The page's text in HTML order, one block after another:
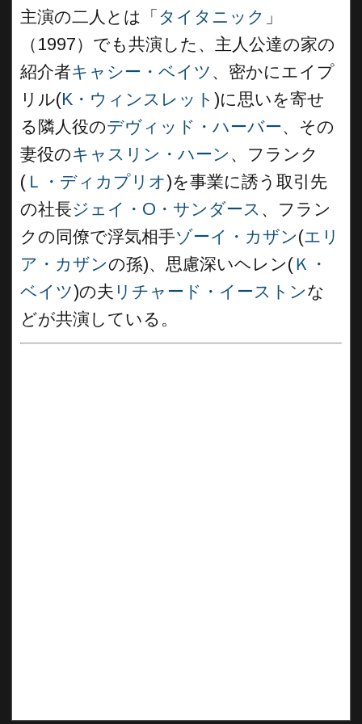
主演の二人とは「 タイタニック 」
（1997）でも共演した、主人公達の家の
紹介者キャシー・ベイツ 、密かにエイプ
リル(K・ウィンスレット )に思いを寄せ
る隣人役のデヴィッド・ハーバー、その
妻役のキャスリン・ハーン 、フランク
( Ｌ・ディカプリオ)を事業に誘う取引先
の社長ジェイ・O・サンダース 、フラン
クの同僚で浮気相手ゾーイ・カザン(エリ
ア・カザンの孫)、思慮深いヘレン(Ｋ・
ベイツ)の夫 リチャード・イーストンな
どが共演している。